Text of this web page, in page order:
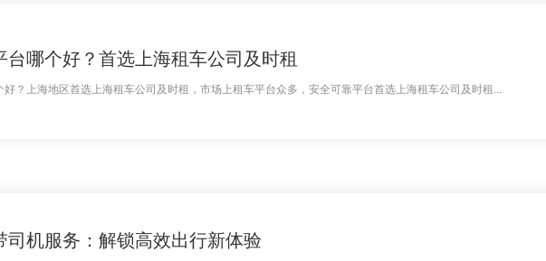
台哪个好？首选上海租车公司及时租
好？上海地区首选上海租车公司及时租，市场上租车平台众多，安全可靠平台首选上海租车公司及时租...
司机服务：解锁高效出行新体验